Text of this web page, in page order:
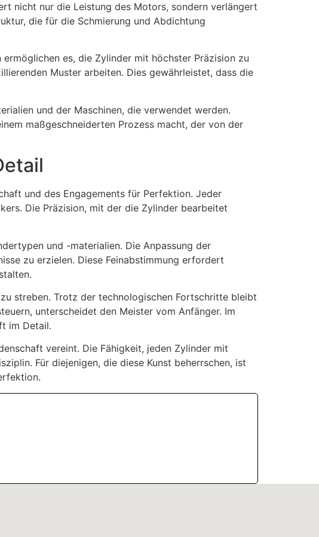
nicht nur die Leistung des Motors, sondern verlängert
die für die Schmierung und Abdichtung
es, die Zylinder mit höchster Präzision zu
Muster arbeiten. Dies gewährleistet, dass die
und der Maschinen, die verwendet werden.
maßgeschneiderten Prozess macht, der von der
und des Engagements für Perfektion. Jeder
Die Präzision, mit der die Zylinder bearbeitet
und -materialien. Die Anpassung der
zu erzielen. Diese Feinabstimmung erfordert
streben. Trotz der technologischen Fortschritte bleibt
unterscheidet den Meister vom Anfänger. Im
im Detail.
vereint. Die Fähigkeit, jeden Zylinder mit
Für diejenigen, die diese Kunst beherrschen, ist